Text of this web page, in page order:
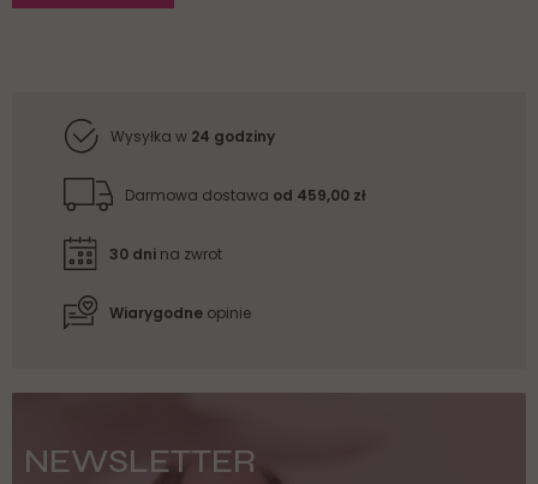
Wysyłka w 24 godziny
Darmowa dostawa od 459,00 zł
30 dni na zwrot
Wiarygodne opinie
NEWSLETTER